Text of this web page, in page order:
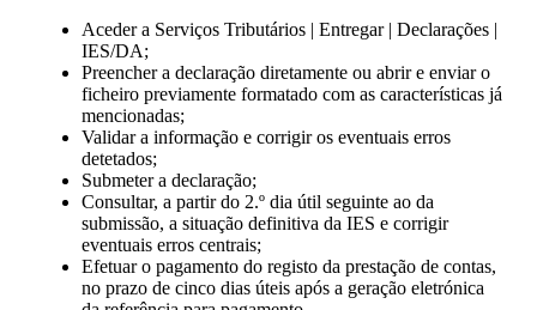
Aceder a Serviços Tributários | Entregar | Declarações |
IES/DA;
Preencher a declaração diretamente ou abrir e enviar o
ficheiro previamente formatado com as características já
mencionadas;
Validar a informação e corrigir os eventuais erros
detetados;
Submeter a declaração;
Consultar, a partir do 2.º dia útil seguinte ao da
submissão, a situação definitiva da IES e corrigir
eventuais erros centrais;
Efetuar o pagamento do registo da prestação de contas,
no prazo de cinco dias úteis após a geração eletrónica